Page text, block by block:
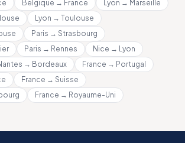
Belgique → France
Lyon → Marseille
Lyon → Toulouse
Paris → Strasbourg
Paris → Rennes
Nice → Lyon
→ Bordeaux
France → Portugal
France → Suisse
France → Royaume-Uni